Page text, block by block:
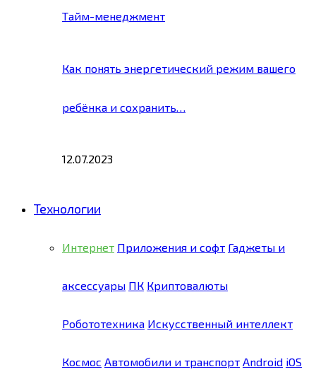
Тайм-менеджмент
Как понять энергетический режим вашего
ребёнка и сохранить…
12.07.2023
Технологии
Интернет Приложения и софт Гаджеты и
аксессуары ПК Криптовалюты
Робототехника Искусственный интеллект
Космос Автомобили и транспорт Android iOS